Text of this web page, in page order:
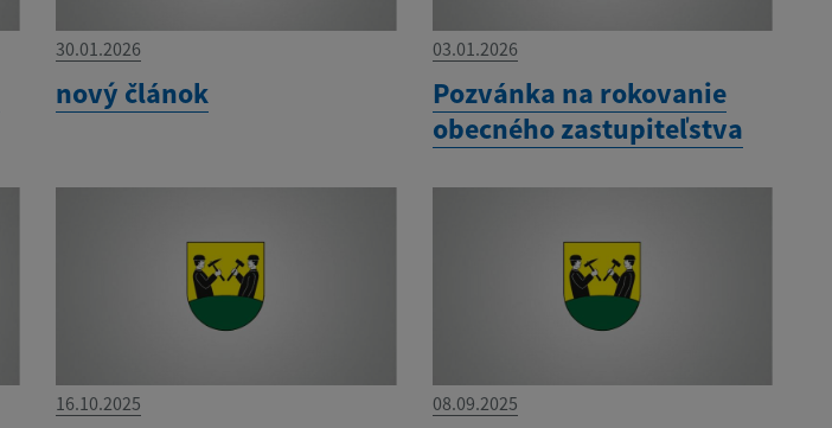
30.01.2026
nový článok
03.01.2026
Pozvánka na rokovanie
obecného zastupiteľstva
16.10.2025 08.09.2025